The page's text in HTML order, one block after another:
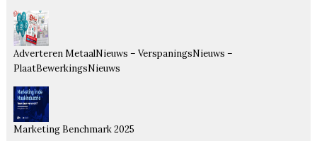
Adverteren MetaalNieuws – VerspaningsNieuws –
PlaatBewerkingsNieuws
Marketing Benchmark 2025